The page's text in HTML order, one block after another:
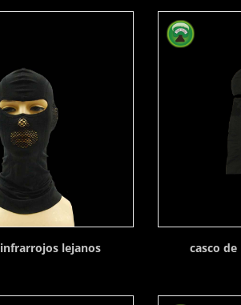
lejanos casco